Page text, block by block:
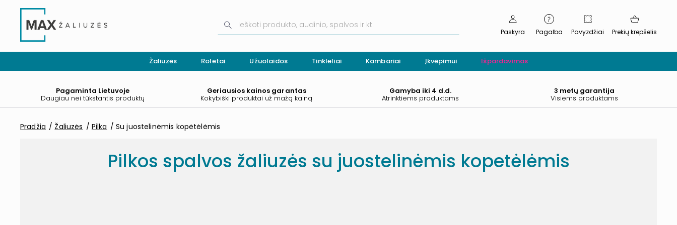
Paskyra Pagalba Pavyzdžiai Prekių krepšelis
Žaliuzės Roletai Užuolaidos Tinkleliai Kambariai Įkvėpimui Išpardavimas
Pagaminta Lietuvoje
Daugiau nei tūkstantis produktų
Geriausios kainos garantas
Kokybiški produktai už mažą kainą
Gamyba iki 4 d.d.
Atrinktiems produktams
3 metų garantija
Visiems produktams
Pradžia Žaliuzės Pilka Su juostelinėmis kopėtėlėmis
Pilkos spalvos žaliuzės su juostelinėmis kopetėlėmis